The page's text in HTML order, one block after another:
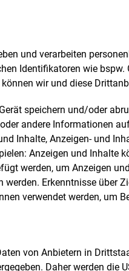
und verarbeiten
Identifikatoren wie
wir und diese
speichern und/oder
andere Informationen
Inhalte, Anzeigen- und
Anzeigen und Inhalte
werden, um Anzeigen
werden. Erkenntnisse über
verwendet werden, um
von Anbietern in
Daher werden die
Brennstoffe, Unsicherheiten
und logistische
sich weiterhin auf
Windsektor entwickelt sich
langfristig in nationale
weitere Entwicklung nennt
mehrere zentrale
unter anderem der
schnellere
Tempo erfolgen, das mit der